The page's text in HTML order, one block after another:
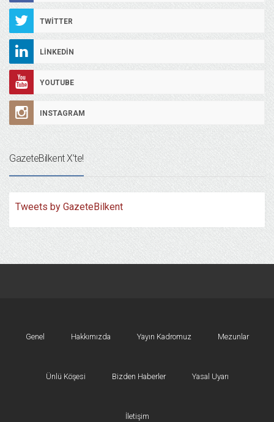
TWITTER
LINKEDIN
YOUTUBE
INSTAGRAM
GazeteBilkent X’te!
Tweets by GazeteBilkent
Genel Hakkımızda Yayın Kadromuz Mezunlar
Ünlü Köşesi Bizden Haberler Yasal Uyarı
İletişim